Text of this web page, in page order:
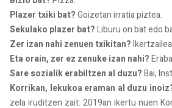
Plazer txiki bat?Goizetan irratia piztea.
Sekulako plazer bat?Liburu on bat edo
Zer izan nahi zenuen txikitan?
Eta orain, zer ez zenuke izan nahi?
Sare sozialik erabiltzen al duzu?Bai,
Korrikan, lekukoa eraman al duzu
zela iruditzen zait: 2019an ikertu nuen